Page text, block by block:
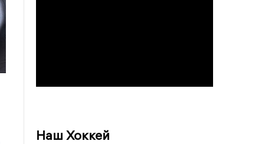
Наш Хоккей